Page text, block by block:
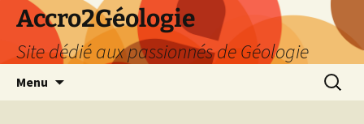
Accro2Géologie
Site dédié aux passionnés de Géologie
Menu